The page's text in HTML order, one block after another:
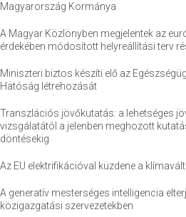
Magyarország Kormánya
A Magyar Közlönyben megjelentek az
érdekében módosított helyreállítási terv
Miniszteri biztos készíti elő az
Hatóság létrehozását
Transzlációs jövőkutatás: a lehetséges
vizsgálatától a jelenben meghozott
döntésekig
Az EU elektrifikációval küzdene a
A generatív mesterséges intelligencia
közigazgatási szervezetekben